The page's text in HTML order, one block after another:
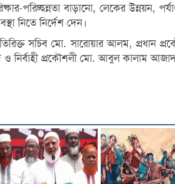
পরিচ্ছন্নতা বাড়ানো, লেকের উন্নয়ন,
নিতে নির্দেশ দেন।
সচিব মো. সারোয়ার আলম, প্রধান
ও নির্বাহী প্রকৌশলী মো. আবুল কালাম